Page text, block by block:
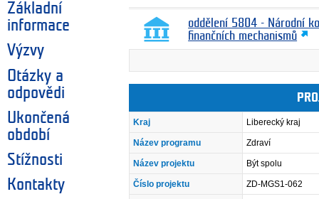
Základní
informace
Výzvy
Otázky a
odpovědi
Ukončená
období
Stížnosti
Kontakty
oddělení 5804 - Národní
finančních mechanismů
Kraj Liberecký kraj
Název programu Zdraví
Název projektu Být spolu
Číslo projektu ZD-MGS1-062